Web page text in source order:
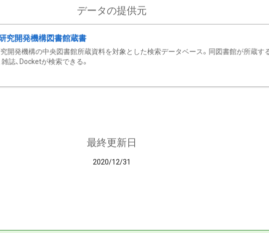
データの提供元
究開発機構図書館蔵書
開発機構の中央図書館所蔵資料を対象とした検索データベース。同図書館が所蔵す
雑誌、Docketが検索できる。
最終更新日
2020/12/31